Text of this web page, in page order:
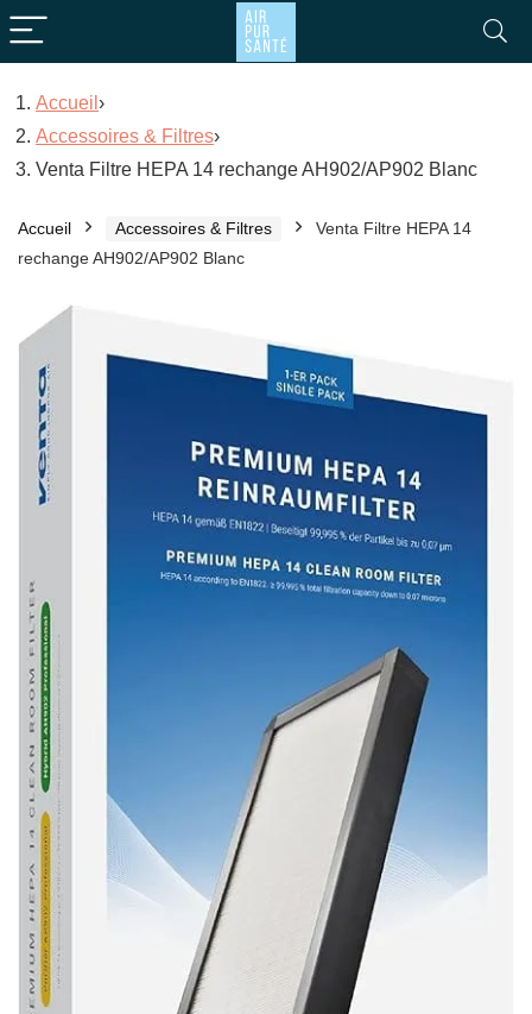
Accueil ›
Accessoires & Filtres›
Venta Filtre HEPA 14 rechange AH902/AP902 Blanc
Accueil Accessoires & Filtres
Venta Filtre HEPA 14
rechange AH902/AP902 Blanc